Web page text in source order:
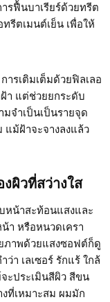
รฟื้นบาเรียร์ด้วยทรีต
รีตเมนต์เย็น เพื่อให้
รเติมเต็มด้วยฟิลเลอ
า แต่ช่วยยกระดับ
จำเป็นเป็นรายจุด
แม้ฝ้าจะจางลงแล้ว
ผิวที่สว่างใส
หน้าสะท้อนแสงและ
า หรือหนวดเครา
ภาพด้วยแสงซอฟต์ก็ดู
า เลเซอร์ รักแร้ ใกล้
ะประเมินสีผิว สีขน
ที่เหมาะสม ผมมัก